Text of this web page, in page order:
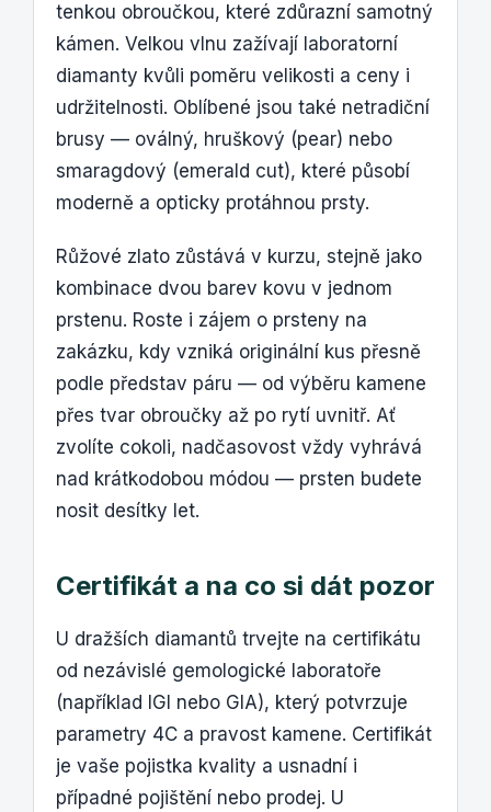
tenkou obroučkou, které zdůrazní samotný
kámen. Velkou vlnu zažívají laboratorní
diamanty kvůli poměru velikosti a ceny i
udržitelnosti. Oblíbené jsou také netradiční
brusy — oválný, hruškový (pear) nebo
smaragdový (emerald cut), které působí
moderně a opticky protáhnou prsty.
Růžové zlato zůstává v kurzu, stejně jako
kombinace dvou barev kovu v jednom
prstenu. Roste i zájem o prsteny na
zakázku, kdy vzniká originální kus přesně
podle představ páru — od výběru kamene
přes tvar obroučky až po rytí uvnitř. Ať
zvolíte cokoli, nadčasovost vždy vyhrává
nad krátkodobou módou — prsten budete
nosit desítky let.
Certifikát a na co si dát pozor
U dražších diamantů trvejte na certifikátu
od nezávislé gemologické laboratoře
(například IGI nebo GIA), který potvrzuje
parametry 4C a pravost kamene. Certifikát
je vaše pojistka kvality a usnadní i
případné pojištění nebo prodej. U